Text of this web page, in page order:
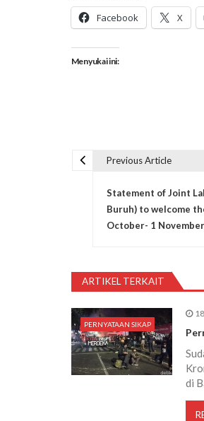
Facebook X
Menyukai ini:
i
g
a
Previous Article
Statement of Joint
Buruh) to welcome
October- 1
ARTIKEL TERKAIT
PERNYATAAN SIKAP
di